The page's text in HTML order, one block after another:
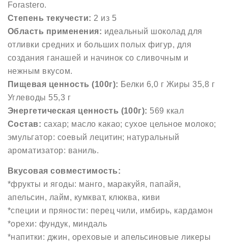
Forastero.
Степень текучести: 2 из 5
Область применения: идеальный шоколад для
отливки средних и больших полых фигур, для
создания ганашей и начинок со сливочным и
нежным вкусом.
Пищевая ценность (100г): Белки 6,0 г Жиры 35,8 г
Углеводы 55,3 г
Энергетическая ценность (100г): 569 ккал
Состав: сахар; масло какао; сухое цельное молоко;
эмульгатор: соевый лецитин; натуральный
ароматизатор: ваниль.
Вкусовая совместимость:
*фрукты и ягоды: манго, маракуйя, папайя,
апельсин, лайм, кумкват, клюква, киви
*специи и пряности: перец чили, имбирь, кардамон
*орехи: фундук, миндаль
*напитки: джин, ореховые и апельсиновые ликеры